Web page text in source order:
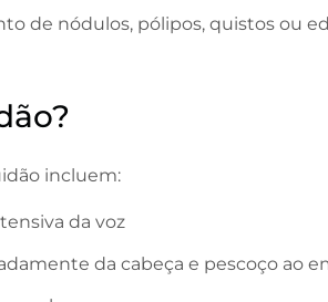
de nódulos, pólipos, quistos ou
incluem:
da voz
da cabeça e pescoço ao